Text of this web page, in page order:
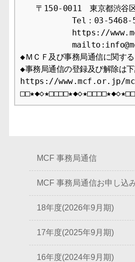
〒150-0011　東京都渋谷
Tel：03-5468-5091
https://
◆ＭＣＦ及び事務局通信に関す
◆事務局通信の登録及び解除は
https://www.mcf.or.jp/
MCF 事務局通信
MCF 事務局通信お申し込
18年度(2026年9月期)
17年度(2025年9月期)
16年度(2024年9月期)